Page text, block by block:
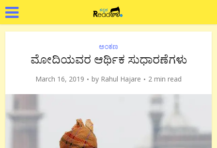
ಅಂಕಣ
ಮೋದಿಯವರ ಆರ್ಥಿಕ ಸುಧಾರಣೆಗಳು
March 16, 2019 by Rahul Hajare 2 min read